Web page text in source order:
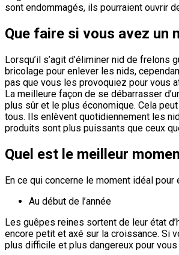
sont endommagés, ils pourraient ouvrir
Que faire si vous avez un
Lorsqu’il s’agit d’éliminer nid de
bricolage pour enlever les nids,
pas que vous les provoquiez pour vous
La meilleure façon de se débarrasser
plus sûr et le plus économique. Cela
tous. Ils enlèvent quotidiennement les
produits sont plus puissants que ceux
Quel est le meilleur
En ce qui concerne le moment idéal
Au début de l’année
Les guêpes reines sortent de leur état
encore petit et axé sur la croissance. Si
plus difficile et plus dangereux pour